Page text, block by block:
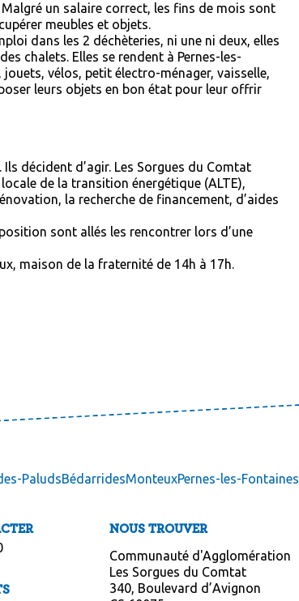
un salaire correct, les fins de mois sont
meubles et objets.
dans les 2 déchèteries, ni une ni deux, elles
chalets. Elles se rendent à Pernes-les-
vélos, petit électro-ménager, vaisselle,
leurs objets en bon état pour leur offrir
décident d’agir. Les Sorgues du Comtat
de la transition énergétique (ALTE),
la recherche de financement, d’aides
sont allés les rencontrer lors d’une
maison de la fraternité de 14h à 17h.
PaludsBédarridesMonteuxPernes-les-Fontaines
NOUS TROUVER
Communauté d'Agglomération
Les Sorgues du Comtat
340, Boulevard d’Avignon